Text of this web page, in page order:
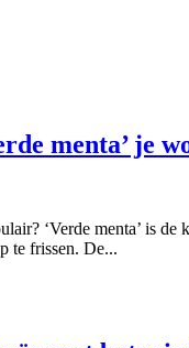
menta’ je
‘Verde menta’ is
te frissen. De...